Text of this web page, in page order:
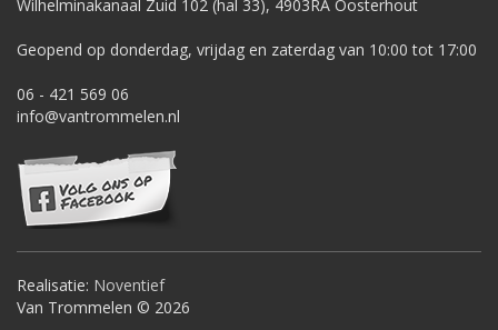
Wilhelminakanaal Zuid 102 (hal 33), 4903RA Oosterhout
Geopend op donderdag, vrijdag en zaterdag van 10:00 tot 17:00
06 - 421 569 06
info@vantrommelen.nl
Realisatie: Noventief
Van Trommelen © 2026